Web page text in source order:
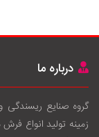
درباره ما
گروه صنایع